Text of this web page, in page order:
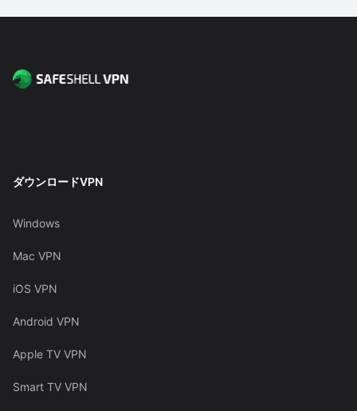
ダウンロードVPN
Windows
Mac VPN
iOS VPN
Android VPN
Apple TV VPN
Smart TV VPN